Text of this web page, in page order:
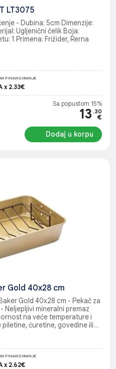
LT3075
- Dubina: 5cm Dimenzije:
Ugljenični čelik Boja:
1 Primena: Frižider, Rerna
FINANSIRANJE
x 2.33€
Sa popustom 15%
13 .30
€
Dodaj u korpu
Gold 40x28 cm
Gold 40x28 cm - Pekač za
Neljepljivi mineralni premaz
na veće temperature i
piletine, ćuretine, govedine ili
FINANSIRANJE
x 2.62€